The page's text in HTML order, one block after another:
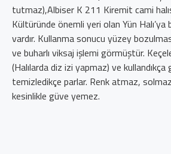
tutmaz),Albiser K 211 Kiremit cami
Kültüründe önemli yeri olan Yün
vardır. Kullanma sonucu yüzey
ve buharlı viksaj işlemi görmüştür.
(Halılarda diz izi yapmaz) ve kullandıkça
temizledikçe parlar. Renk atmaz,
kesinlikle güve yemez.